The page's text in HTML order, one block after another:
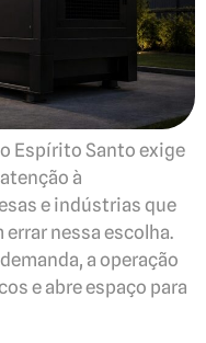
Espírito Santo exige
à
e indústrias que
nessa escolha.
a operação
e abre espaço para